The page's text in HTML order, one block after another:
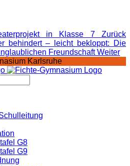
in Klasse 7 Zurück
behindert – leicht bekloppt: Die
FreundschaftWeiter
Karlsruhe
G8
G9